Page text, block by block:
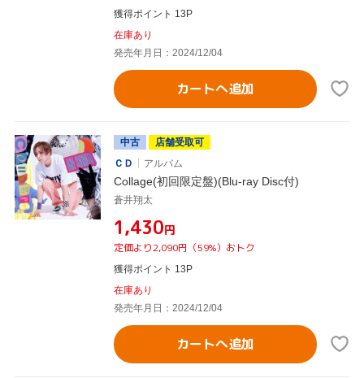
獲得ポイント 13P
在庫あり
発売年月日：2024/12/04
カートへ追加
中古
店舗受取可
ＣＤ
アルバム
Collage(初回限定盤)(Blu-ray Disc付)
蒼井翔太
¥1,430円
定価より2,090円（59%）おトク
獲得ポイント 13P
在庫あり
発売年月日：2024/12/04
カートへ追加